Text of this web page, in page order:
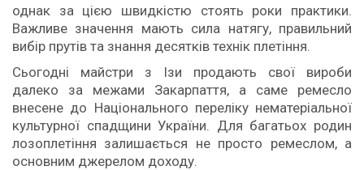
однак за цією швидкістю стоять роки практики.
Важливе значення мають сила натягу, правильний
вибір прутів та знання десятків технік плетіння.
Сьогодні майстри з Ізи продають свої вироби
далеко за межами Закарпаття, а саме ремесло
внесене до Національного переліку нематеріальної
культурної спадщини України. Для багатьох родин
лозоплетіння залишається не просто ремеслом, а
основним джерелом доходу.